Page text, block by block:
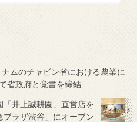
ムのチャビン省における農業に
省政府と覚書を締結
井上誠耕園」直営店を
プラザ渋谷」にオープン